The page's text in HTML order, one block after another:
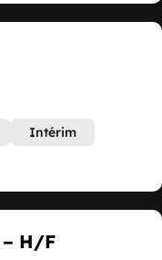
Intérim
– H/F